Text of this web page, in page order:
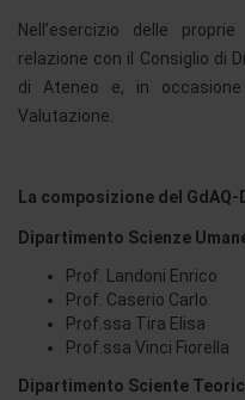
Nell’esercizio delle
relazione con il Consiglio di
di Ateneo e, in
Valutazione.
La composizione del
Dipartimento Scienze
Prof. Landoni Enrico
Prof. Caserio Carlo
Prof.ssa Tira Elisa
Prof.ssa Vinci Fiorella
Dipartimento Sciente